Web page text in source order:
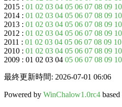
2015 : 01 02 03 04 05 06 07 08 09 10
2014 : 01 02 03 04 05 06 07 08 09 10
2013 : 01 02 03 04 05 06 07 08 09 10
2012 : 01 02 03 04 05 06 07 08 09 10
2011 : 01 02 03 04 05 06 07 08 09 10
2010 : 01 02 03 04 05 06 07 08 09 10
2009 : 01 02 03 04 05 06 07 08 09 10
最終更新時間: 2026-07-01 06:06
Powered by WinChalow1.0rc4 based